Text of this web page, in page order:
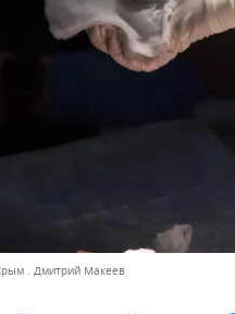
. Дмитрий Макеев